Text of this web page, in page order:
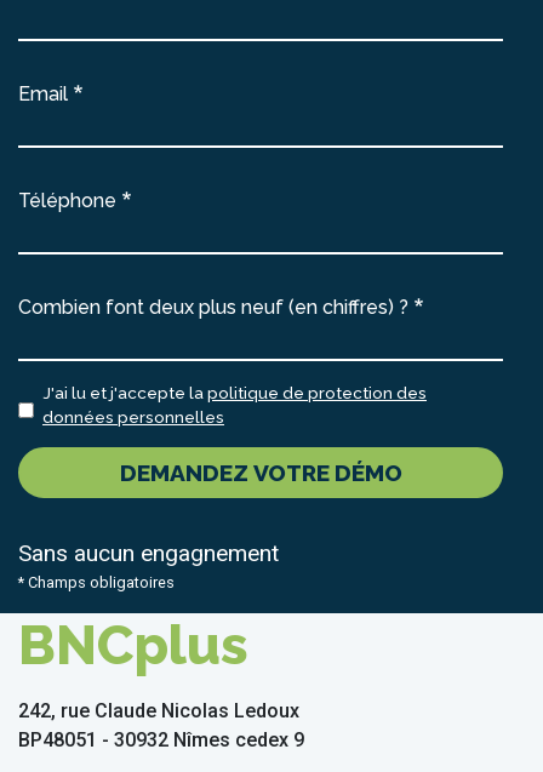
Email
Téléphone
Combien font deux plus neuf (en chiffres) ?
J'ai lu et j'accepte la politique de protection des
données personnelles
DEMANDEZ VOTRE DÉMO
Sans aucun engagnement
* Champs obligatoires
BNCplus
242, rue Claude Nicolas Ledoux
BP48051 - 30932 Nîmes cedex 9